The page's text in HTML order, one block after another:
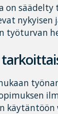
on
nykyisen
työturvan